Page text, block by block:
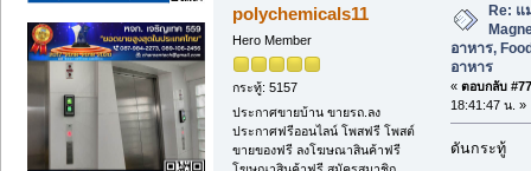
polychemicals11
Hero Member
กระทู้: 5157
ประกาศขายบ้าน ขายรถ.ลง
ประกาศฟรีออนไลน์ โพสฟรี โพสต์
ขายของฟรี ลงโฆษณาสินค้าฟรี
Re: แ
อาหาร,
อาหาร
« ตอบกลับ
18:41:47 น. »
ดันกระทู้